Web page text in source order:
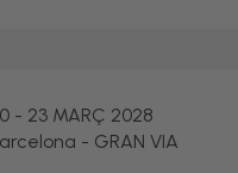
- 23 MARÇ 2028
- GRAN VIA